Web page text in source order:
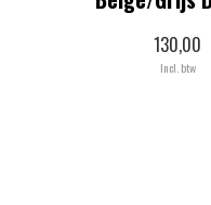
130,00
Incl. btw